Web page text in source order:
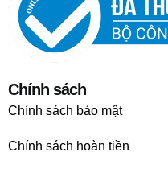
Chính sách
Chính sách bảo mật
Chính sách hoàn tiền